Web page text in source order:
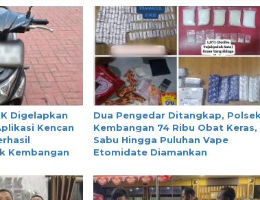
Digelapkan
Kencan
Kembangan
Dua Pengedar Ditangkap,
Kembangan 74 Ribu Obat Keras,
Sabu Hingga Puluhan Vape
Etomidate Diamankan